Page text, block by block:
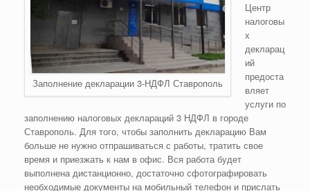
Заполнение декларации 3-НДФЛ Ставрополь
Центр
налоговы
х
декларац
ий
предоста
вляет
услуги по
заполнению налоговых деклараций 3 НДФЛ в городе
Ставрополь. Для того, чтобы заполнить декларацию Вам
больше не нужно отпрашиваться с работы, тратить свое
время и приезжать к нам в офис. Вся работа будет
выполнена дистанционно, достаточно сфотографировать
необходимые документы на мобильный телефон и прислать